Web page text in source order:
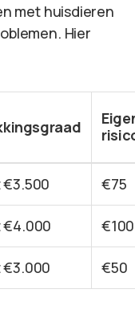
met huisdieren
Hier
€3.500 €75
€4.000 €100
€3.000 €50